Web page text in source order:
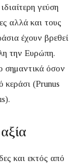
γεύση
αλλά και τους
έχουν βρεθεί
την Ευρώπη.
σημαντικά όσον
(Prunus
και εκτός από